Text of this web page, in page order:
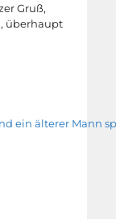
Gruß,
überhaupt